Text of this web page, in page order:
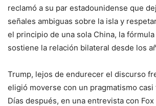
reclamó a su par estadounidense que
señales ambiguas sobre la isla y
el principio de una sola China, la
sostiene la relación bilateral desde los
Trump, lejos de endurecer el discurso
eligió moverse con un pragmatismo casi
Días después, en una entrevista con